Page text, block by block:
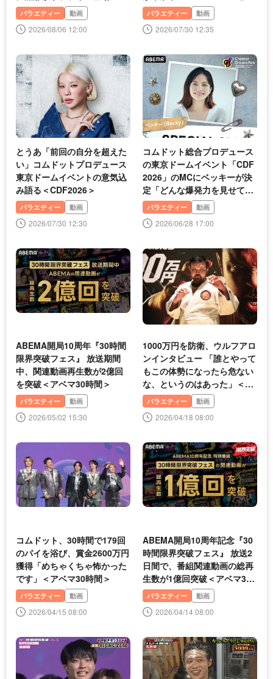
バラエティー 動画
2026/08/06 12:00
意気込み語る
バラエティー 動画
2026/07/30 12:35
とうあ「前回の自分を超えた
い」コムドットプロデュース
東京ドームイベントの意気込
み語る＜CDF2026＞
バラエティー 動画
2026/07/30 12:30
コムドット総合プロデュース
の東京ドームイベント「CDF
2026」のMCにベッキーが決
定「どんな爆発力を見せてく
れるのか、楽しみです！」
バラエティー 動画
2026/06/28 17:00
ABEMA開局10周年『30時間
限界突破フェス』 放送期間
中、関連動画再生数が2億回
を突破＜アベマ30時間＞
バラエティー 動画
2026/05/02 15:30
1000万円を防衛、ウルフアロ
ンインタビュー 「誰とやって
もこの体勢になったら危ない
な、というのはあった」＜ア
ベマ30時間＞
バラエティー 動画
2026/04/18 08:00
コムドット、30時間で179回
のパイを浴び、賞金2600万円
獲得「めちゃくちゃ怖かった
です」＜アベマ30時間＞
バラエティー 動画
2026/04/15 08:00
ABEMA開局10周年記念『30
時間限界突破フェス』 放送2
日間で、番組関連動画の総再
生数が1億回突破＜アベマ30
時間＞
バラエティー 動画
2026/04/14 08:00